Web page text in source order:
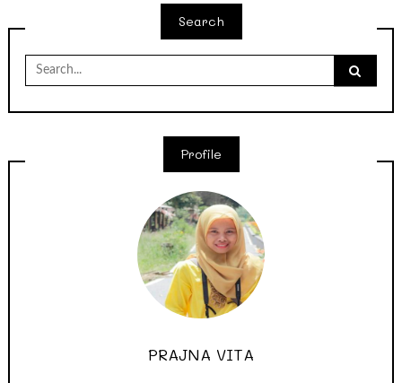
Search
Search
for:
Profile
PRAJNA VITA